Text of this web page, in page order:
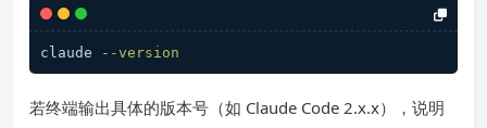
claude --version
若终端输出具体的版本号（如 Claude Code 2.x.x），说明